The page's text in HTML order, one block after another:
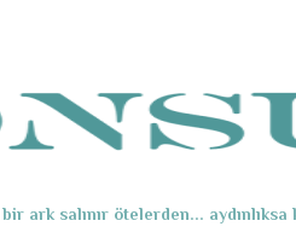
ark salınır ötelerden... aydınlıksa